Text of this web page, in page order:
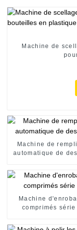
Machine de
Machine de
automatique de
Machine
comprimés série